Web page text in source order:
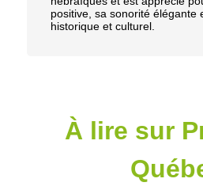
positive, sa sonorité élégante
historique et culturel.
À lire sur